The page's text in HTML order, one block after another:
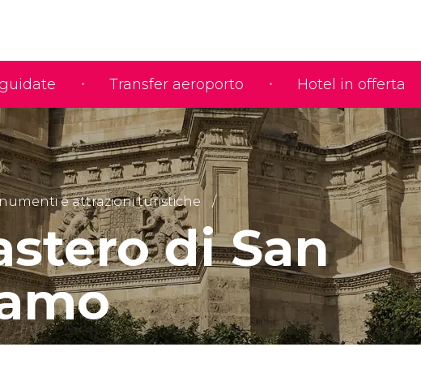
Transfer aeroporto Hotel in offerta
e attrazioni turistiche
di San